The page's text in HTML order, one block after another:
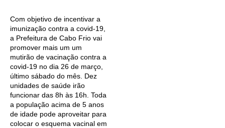
Com objetivo de incentivar a
imunização contra a covid-19,
a Prefeitura de Cabo Frio vai
promover mais um um
mutirão de vacinação contra a
covid-19 no dia 26 de março,
último sábado do mês. Dez
unidades de saúde irão
funcionar das 8h às 16h. Toda
a população acima de 5 anos
de idade pode aproveitar para
colocar o esquema vacinal em